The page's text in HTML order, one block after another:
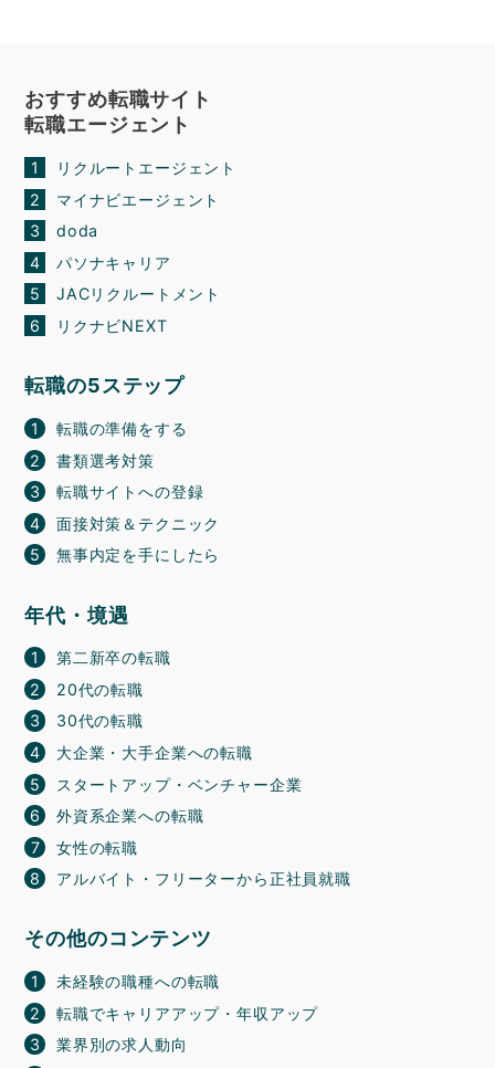
おすすめ転職サイト
転職エージェント
リクルートエージェント
マイナビエージェント
doda
パソナキャリア
JACリクルートメント
リクナビNEXT
転職の5ステップ
転職の準備をする
書類選考対策
転職サイトへの登録
面接対策＆テクニック
無事内定を手にしたら
年代・境遇
第二新卒の転職
20代の転職
30代の転職
大企業・大手企業への転職
スタートアップ・ベンチャー企業
外資系企業への転職
女性の転職
アルバイト・フリーターから正社員就職
その他のコンテンツ
未経験の職種への転職
転職でキャリアアップ・年収アップ
業界別の求人動向